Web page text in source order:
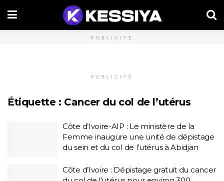
PUBLICITÉ
PUBLICITÉ
Étiquette : Cancer du col de l’utérus
Côte d’Ivoire-AIP : Le ministère de la
Femme inaugure une unité de dépistage
du sein et du col de l’utérus à Abidjan
Côte d’Ivoire : Dépistage gratuit du cancer